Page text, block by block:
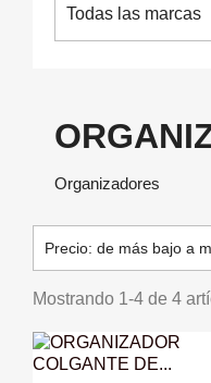
Todas las marcas
Organizadores
Precio: de más bajo a
Mostrando 1-4 de 4